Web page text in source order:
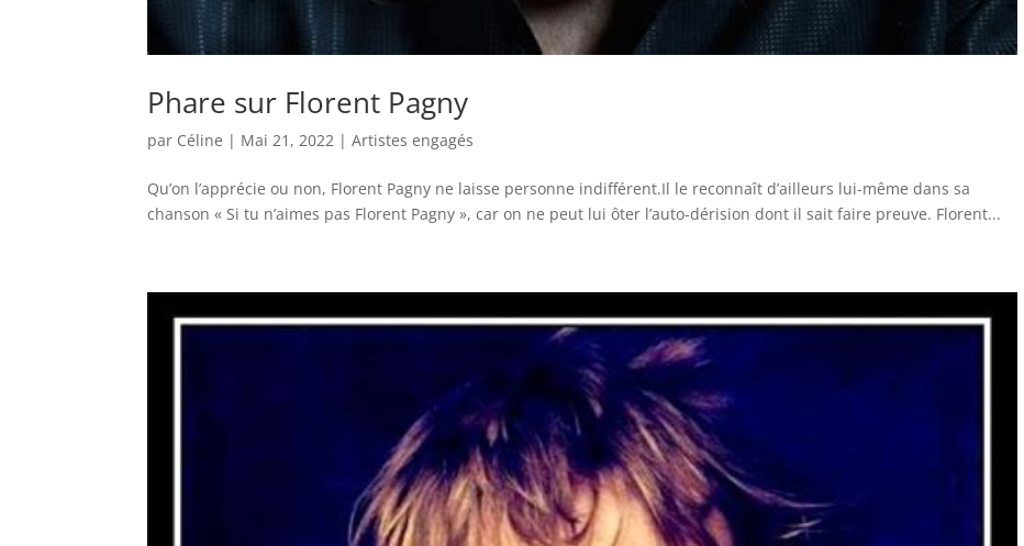
Phare sur Florent Pagny
par Céline | Mai 21, 2022 |Artistes engagés
Qu’on l’apprécie ou non, Florent Pagny ne laisse personne indifférent.Il le reconnaît d’ailleurs lui-même dans sa
chanson « Si tu n’aimes pas Florent Pagny », car on ne peut lui ôter l’auto-dérision dont il sait faire preuve. Florent...